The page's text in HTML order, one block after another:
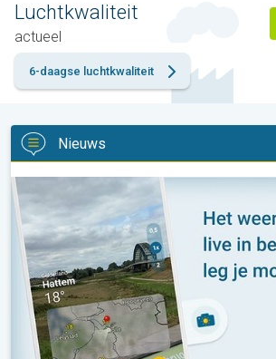
Luchtkwaliteit
actueel
6-daagse luchtkwaliteit
Nieuws
Impressies maken, momenten delen. Deel